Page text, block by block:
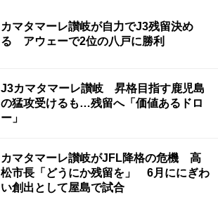
カマタマーレ讃岐が自力でJ3残留決め
る アウェーで2位の八戸に勝利
J3カマタマーレ讃岐 昇格目指す鹿児島
の猛攻受けるも…残留へ「価値あるドロ
ー」
カマタマーレ讃岐がJFL降格の危機 高
松市長「どうにか残留を」 6月ににぎわ
い創出として屋島で試合